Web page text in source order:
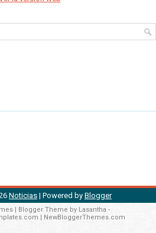
Noticias | Powered by Blogger
| Blogger Theme by Lasantha -
| NewBloggerThemes.com